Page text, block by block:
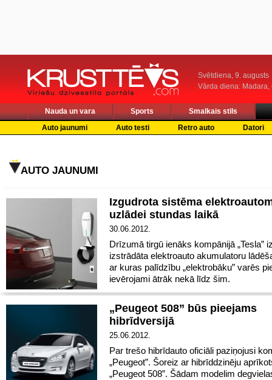
Svētdiena, 9. augusts
Vārda diena: Madara,
Nauda un vara Sports
Smalkais stils
Auto jaunumi
Auto testi Retro auto Datori
AUTO JAUNUMI
Izgudrota sistēma
uzlādei stundas laikā
30.06.2012.
Drīzumā tirgū ienāks kompānijā „Tesla”
izstrādāta elektroauto akumulatoru
ar kuras palīdzību „elektrobāku” varēs
ievērojami ātrāk nekā līdz šim.
„Peugeot 508” būs pieejams
hibrīdversijā
25.06.2012.
Par trešo hibrīdauto oficiāli paziņojusi
„Peugeot”. Šoreiz ar hibrīddzinēju
„Peugeot 508”. Šādam modelim